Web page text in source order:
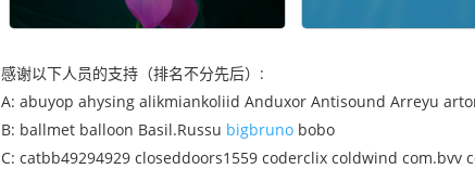
感谢以下人员的支持（排名不分先后）:
A: abuyop ahysing alikmiankoliid Anduxor Antisound Arreyu
B: ballmet balloon Basil.Russu bigbruno bobo
C: catbb49294929 closeddoors1559 coderclix coldwind com.bvv